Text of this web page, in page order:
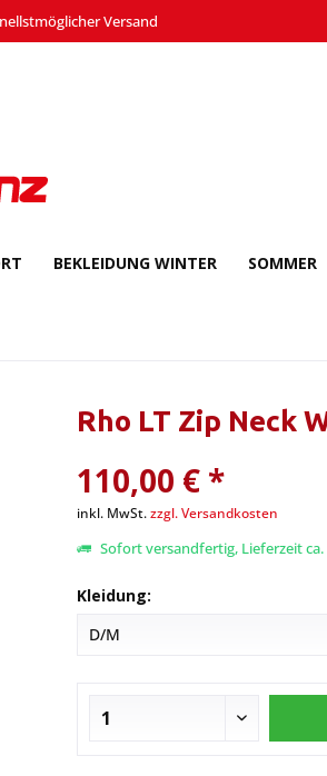
Versand
BEKLEIDUNG WINTER SOMMER
Rho LT Zip Neck
110,00 € *
inkl. MwSt.zzgl. Versandkosten
Sofort versandfertig, Lieferzeit ca.
Kleidung: